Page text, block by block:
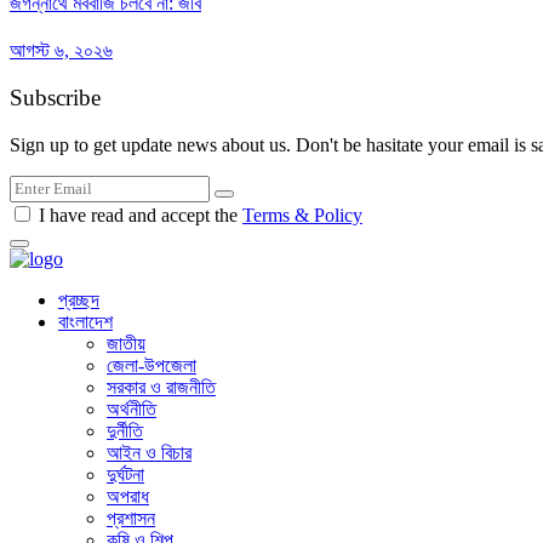
আগস্ট ৬, ২০২৬
Subscribe
Sign up to get update news about us. Don't be hasitate your email is
I have read and accept the Terms & Policy
প্রচ্ছদ
বাংলাদেশ
জাতীয়
জেলা-উপজেলা
সরকার ও রাজনীতি
অর্থনীতি
দুর্নীতি
আইন ও বিচার
দুর্ঘটনা
অপরাধ
প্রশাসন